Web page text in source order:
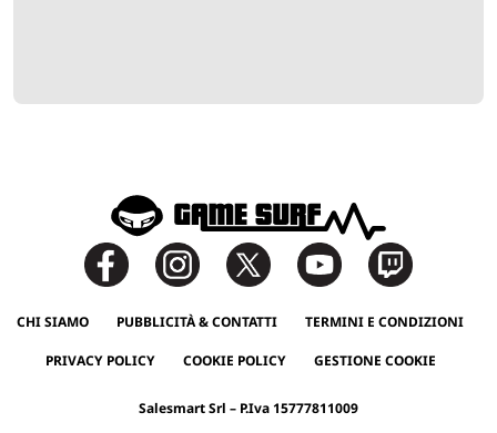
CHI SIAMO PUBBLICITÀ & CONTATTI TERMINI E CONDIZIONI
PRIVACY POLICY COOKIE POLICY GESTIONE COOKIE
Salesmart Srl – P.Iva 15777811009